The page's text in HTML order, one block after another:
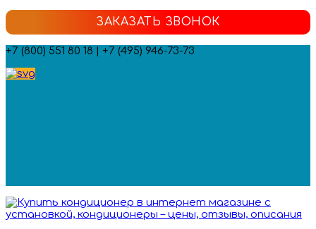
ЗАКАЗАТЬ ЗВОНОК
+7 (800) 551 80 18 | +7 (495) 946-73-73